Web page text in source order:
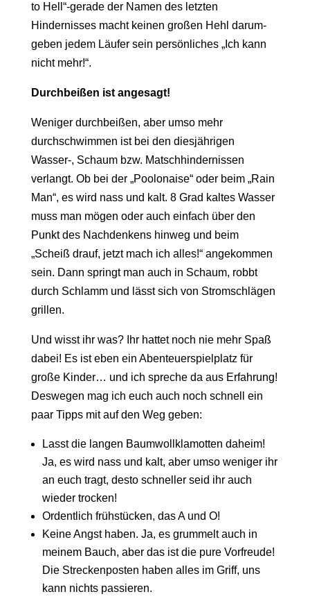
to Hell“-gerade der Namen des letzten
Hindernisses macht keinen großen Hehl darum-
geben jedem Läufer sein persönliches „Ich kann
nicht mehr!“.
Durchbeißen ist angesagt!
Weniger durchbeißen, aber umso mehr
durchschwimmen ist bei den diesjährigen
Wasser-, Schaum bzw. Matschhindernissen
verlangt. Ob bei der „Poolonaise“ oder beim „Rain
Man“, es wird nass und kalt. 8 Grad kaltes Wasser
muss man mögen oder auch einfach über den
Punkt des Nachdenkens hinweg und beim
„Scheiß drauf, jetzt mach ich alles!“ angekommen
sein. Dann springt man auch in Schaum, robbt
durch Schlamm und lässt sich von Stromschlägen
grillen.
Und wisst ihr was? Ihr hattet noch nie mehr Spaß
dabei! Es ist eben ein Abenteuerspielplatz für
große Kinder… und ich spreche da aus Erfahrung!
Deswegen mag ich euch auch noch schnell ein
paar Tipps mit auf den Weg geben:
Lasst die langen Baumwollklamotten daheim!
Ja, es wird nass und kalt, aber umso weniger ihr
an euch tragt, desto schneller seid ihr auch
wieder trocken!
Ordentlich frühstücken, das A und O!
Keine Angst haben. Ja, es grummelt auch in
meinem Bauch, aber das ist die pure Vorfreude!
Die Streckenposten haben alles im Griff, uns
kann nichts passieren.